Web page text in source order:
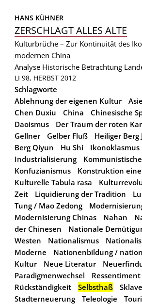
HANS KÜHNER
ZERSCHLAGT ALLES ALTE
Kulturbrüche – Zur Kontinuität des
modernen China
Analyse Historische Betrachtung
LI 98, HERBST 2012
Schlagworte
Ablehnung der eigenen Kultur
Chen Duxiu
China
Chinesische
Daoismus
Der Traum der roten
Gellner
Gelber Fluß Heiliger Berg
Berg Qiyun
Hu Shi Ikonoklasmus
Industrialisierung
Konfuzianismus
Konstruktion
Kulturelle Tabula rasa
Zeit
Liquidierung der Tradition
Tung / Mao Zedong
Modernisierung Chinas
Nahan
der Chinesen
Nationale
Westen
Nationalismus
Moderne
Nationenbildung /
Kultur
Neue Literatur
Paradigmenwechsel
Ressentiment
Rückständigkeit
Selbsthaß
Stadterneuerung
Teleologie